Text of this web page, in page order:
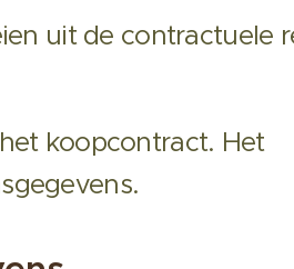
uit de contractuele
koopcontract. Het